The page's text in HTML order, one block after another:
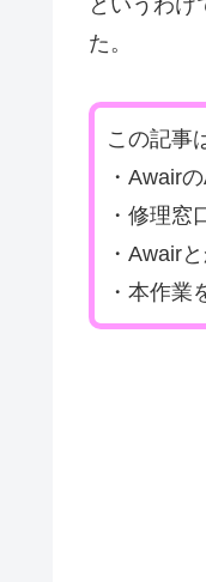
というわけ
た。
この記事
・Awair
・修理窓
・Awair
・本作業